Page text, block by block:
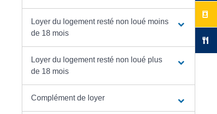
Loyer du logement resté non loué moins
de 18 mois
Loyer du logement resté non loué plus
de 18 mois
Complément de loyer